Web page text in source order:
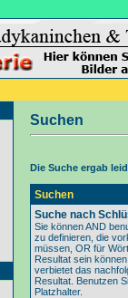
Suchen
Die Suche ergab
Suchen
Suche nach
Sie können AND
zu definieren, die
müssen, OR für
Resultat sein
verbietet das
Resultat. Benutzen
Platzhalter.